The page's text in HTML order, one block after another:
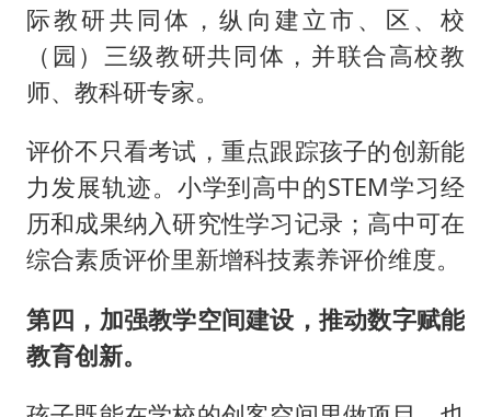
际教研共同体，纵向建立市、区、校
（园）三级教研共同体，并联合高校教
师、教科研专家。
评价不只看考试，重点跟踪孩子的创新能
力发展轨迹。小学到高中的STEM学习经
历和成果纳入研究性学习记录；高中可在
综合素质评价里新增科技素养评价维度。
第四，加强教学空间建设 ，推动数字赋能
教育创新。